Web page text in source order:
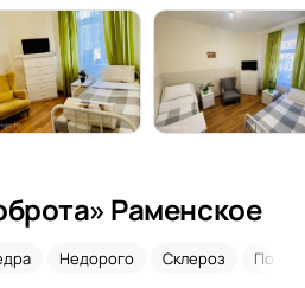
Раменское
Недорого Склероз После